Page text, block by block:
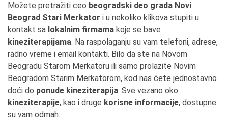
Možete pretražiti ceo beogradski deo grada Novi
Beograd Stari Merkator i u nekoliko klikova stupiti u
kontakt sa lokalnim firmama koje se bave
kineziterapijama. Na raspolaganju su vam telefoni, adrese,
radno vreme i email kontakti. Bilo da ste na Novom
Beogradu Starom Merkatoru ili samo prolazite Novim
Beogradom Starim Merkatorom, kod nas ćete jednostavno
doći do ponude kineziterapija. Sve vezano oko
kineziterapije, kao i druge korisne informacije, dostupne
su vam odmah.